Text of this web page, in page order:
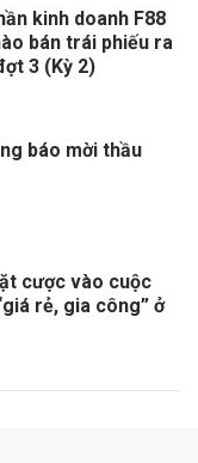
kinh doanh F88
bán trái phiếu ra
3 (Kỳ 2)
báo mời thầu
cược vào cuộc
rẻ, gia công” ở